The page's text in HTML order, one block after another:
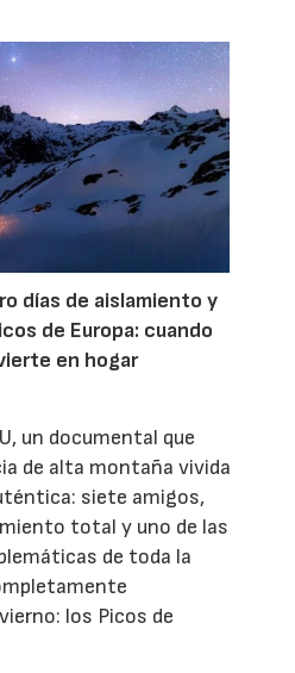
días de aislamiento y
de Europa: cuando
en hogar
un documental que
de alta montaña vivida
siete amigos,
total y uno de las
de toda la
los Picos de